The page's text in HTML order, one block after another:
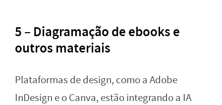
5 – Diagramação de ebooks e
outros materiais
Plataformas de design, como a Adobe
InDesign e o Canva, estão integrando a IA